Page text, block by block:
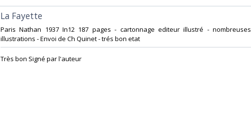
‎La Fayette‎
‎Paris Nathan 1937 In12 187 pages - cartonnage editeur illustré - nombreuses
illustrations - Envoi de Ch Quinet - trés bon etat‎
‎Très bon Signé par l'auteur ‎